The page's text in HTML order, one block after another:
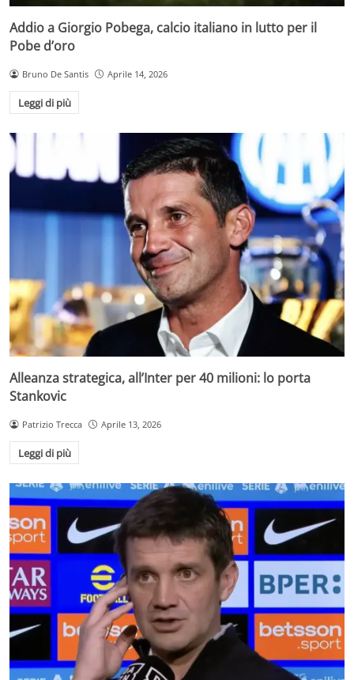
Addio a Giorgio Pobega, calcio italiano in lutto per il
Pobe d’oro
Bruno De Santis Aprile 14, 2026
Leggi di più
Alleanza strategica, all’Inter per 40 milioni: lo porta
Stankovic
Patrizio Trecca Aprile 13, 2026
Leggi di più